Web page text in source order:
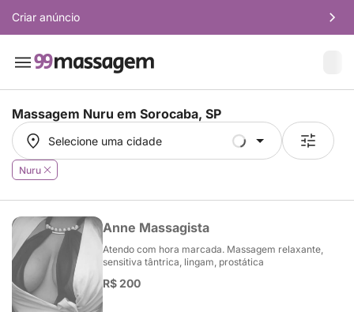
Criar anúncio
Massagem Nuru em Sorocaba, SP
Selecione uma cidade
Selecione uma cidade
Nuru
Anne Massagista
Atendo com hora marcada. Massagem relaxante,
sensitiva tântrica, lingam, prostática
R$ 200